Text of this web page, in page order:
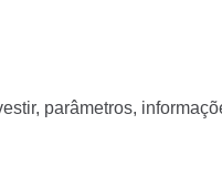
parâmetros,